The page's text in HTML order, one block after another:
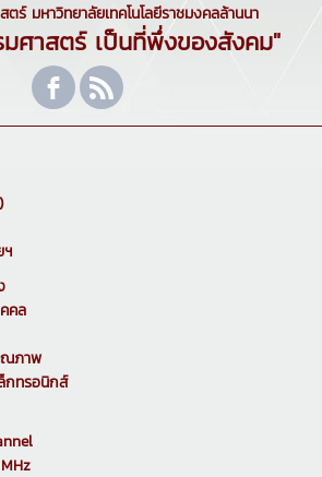
ร์ มหาวิทยาลัยเทคโนโลยีราชมงคลล้านนา
ศาสตร์ เป็นที่พึ่งของสังคม"
คล
ณภาพ
กทรอนิกส์